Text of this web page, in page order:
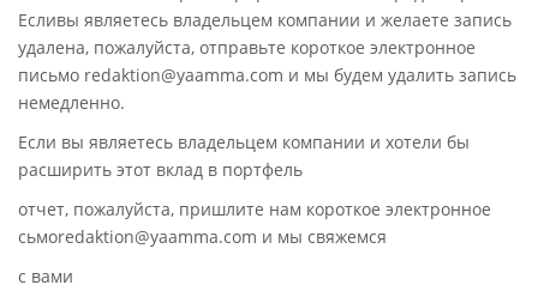
Есливы являетесь владельцем компании и желаете запись
удалена, пожалуйста, отправьте короткое электронное
письмо redaktion@yaamma.com и мы будем удалить запись
немедленно.
Если вы являетесь владельцем компании и хотели бы
расширить этот вклад в портфель
отчет, пожалуйста, пришлите нам короткое электронное
сьмоredaktion@yaamma.com и мы свяжемся
с вами